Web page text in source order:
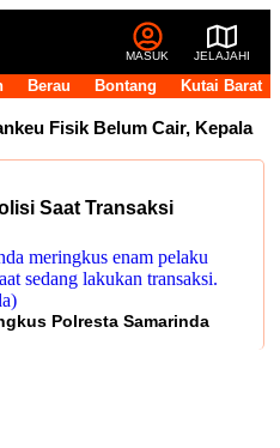
MASUK JELAJAHI
Berau Bontang Kutai Barat
Fisik Belum Cair, Kepala
Masih Kosong, BKD Pastikan
dan Terukur
Saat Transaksi
Polresta Samarinda